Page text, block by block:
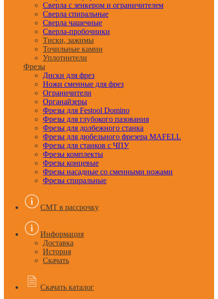
Сверла с зенкером и ограничителем
Сверла спиральные
Сверла чашечные
Сверла-пробочники
Тиски, зажимы
Точильные камни
Уплотнители
Фрезы
Диски для фрез
Ножи сменные для фрез
Ограничители
Органайзеры
Фрезы для Festool Domino
Фрезы для глубокого пазования
Фрезы для долбежного станка
Фрезы для дюбельного фрезера MAFELL
Фрезы для станков с ЧПУ
Фрезы комплекты
Фрезы концевые
Фрезы насадные со сменными ножами
Фрезы спиральные
CMT в рассрочку
Информация
Доставка
История
Скачать
Скачать каталог